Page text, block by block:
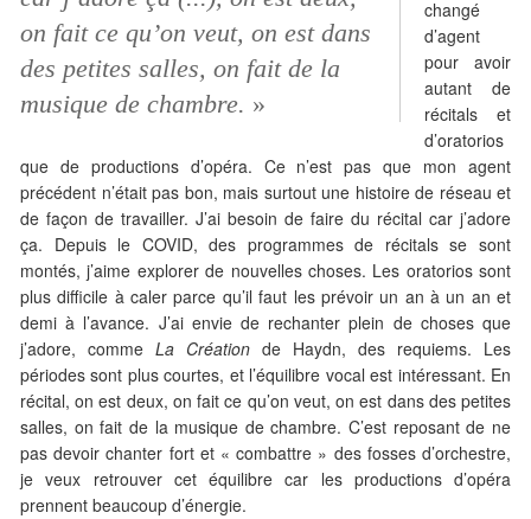
on fait ce qu’on veut, on est dans
des petites salles, on fait de la
musique de chambre. »
changé
d’agent
pour avoir
autant de
récitals et
d’oratorios
que de productions d’opéra. Ce n’est pas que mon agent
précédent n’était pas bon, mais surtout une histoire de réseau et
de façon de travailler. J’ai besoin de faire du récital car j’adore
ça. Depuis le COVID, des programmes de récitals se sont
montés, j’aime explorer de nouvelles choses. Les oratorios sont
plus difficile à caler parce qu’il faut les prévoir un an à un an et
demi à l’avance. J’ai envie de rechanter plein de choses que
j’adore, comme La Création de Haydn, des requiems. Les
périodes sont plus courtes, et l’équilibre vocal est intéressant. En
récital, on est deux, on fait ce qu’on veut, on est dans des petites
salles, on fait de la musique de chambre. C’est reposant de ne
pas devoir chanter fort et « combattre » des fosses d’orchestre,
je veux retrouver cet équilibre car les productions d’opéra
prennent beaucoup d’énergie.